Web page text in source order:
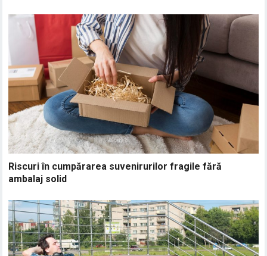
Riscuri în cumpărarea suvenirurilor fragile fără
ambalaj solid